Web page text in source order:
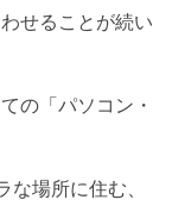
せることが続い
の「パソコン・
場所に住む、